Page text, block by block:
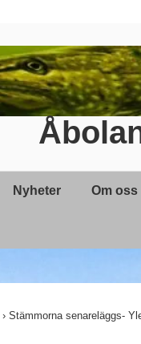
Nyheter Om oss
› Stämmorna senareläggs-